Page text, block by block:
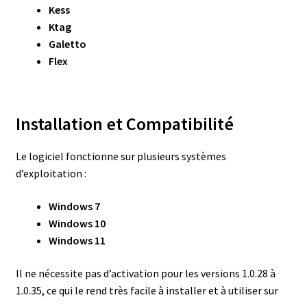
Kess
Ktag
Galetto
Flex
Installation et Compatibilité
Le logiciel fonctionne sur plusieurs systèmes
d’exploitation :
Windows 7
Windows 10
Windows 11
Il ne nécessite pas d’activation pour les versions 1.0.28 à
1.0.35, ce qui le rend très facile à installer et à utiliser sur